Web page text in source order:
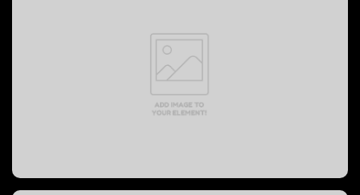
PREVOST BUS, 1999 год